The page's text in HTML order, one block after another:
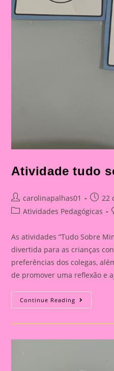
Atividade tudo
Post
author:
carolinapalhas01
Post22
PostAtividades Pedagógicas
As atividades “Tudo Sobre
divertida para as crianças
preferências dos colegas,
de promover uma reflexão e
Continue Reading Atividade
Tudo
Mim